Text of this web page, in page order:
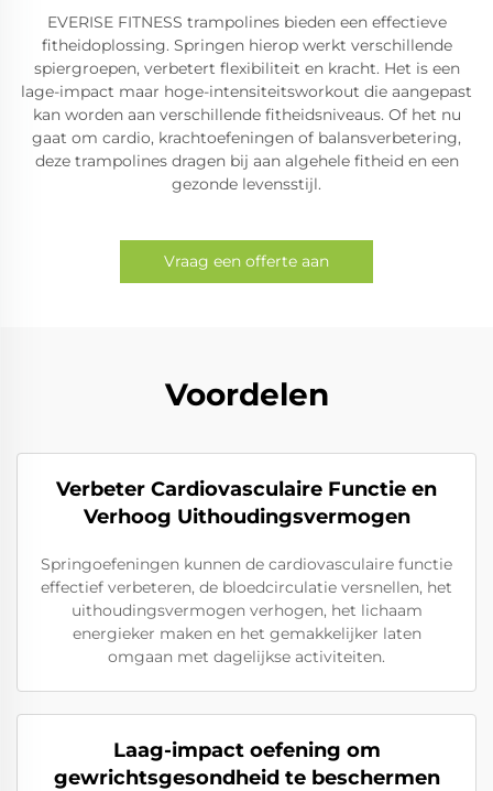
EVERISE FITNESS trampolines bieden een effectieve
fitheidoplossing. Springen hierop werkt verschillende
spiergroepen, verbetert flexibiliteit en kracht. Het is een
lage-impact maar hoge-intensiteitsworkout die aangepast
kan worden aan verschillende fitheidsniveaus. Of het nu
gaat om cardio, krachtoefeningen of balansverbetering,
deze trampolines dragen bij aan algehele fitheid en een
gezonde levensstijl.
Vraag een offerte aan
Voordelen
Verbeter Cardiovasculaire Functie en
Verhoog Uithoudingsvermogen
Springoefeningen kunnen de cardiovasculaire functie
effectief verbeteren, de bloedcirculatie versnellen, het
uithoudingsvermogen verhogen, het lichaam
energieker maken en het gemakkelijker laten
omgaan met dagelijkse activiteiten.
Laag-impact oefening om
gewrichtsgesondheid te beschermen